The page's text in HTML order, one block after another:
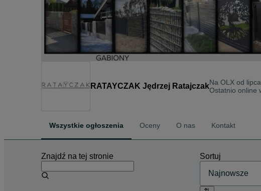
RATAYCZAK Jędrzej RatajczakNa OLX od
Ostatnio online
Wszystkie ogłoszenia Oceny O nas Kontakt
Znajdź na tej stronie Sortuj